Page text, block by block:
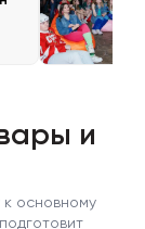
и
к основному